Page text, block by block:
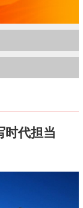
时代担当